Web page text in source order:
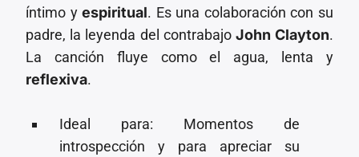
íntimo yespiritual. Es una colaboración con su
padre, la leyenda del contrabajo John Clayton.
La canción fluye como el agua, lenta y
reflexiva.
⁠Ideal para: Momentos de
introspección y para apreciar su